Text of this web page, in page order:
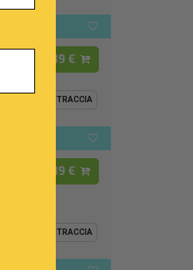
1,89 €
MULTITRACCIA
1,89 €
MULTITRACCIA